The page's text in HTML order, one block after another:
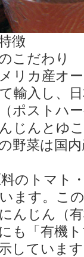
徴
こだわり
リカ産オ
輸入し、
ポストハ
じんとゆこ
野菜は国内
のトマト
ます。こ
んじん（
も「有機
していま